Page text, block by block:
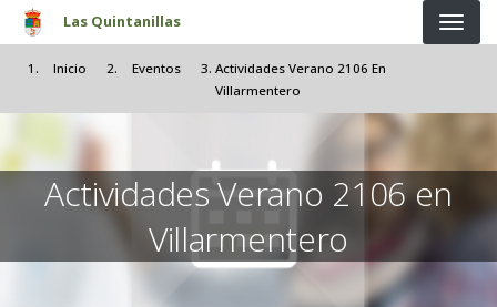
Pasar al contenido principal
Las Quintanillas
Inicio Eventos
Actividades Verano 2106 En
Villarmentero
Actividades Verano 2106 en
Villarmentero